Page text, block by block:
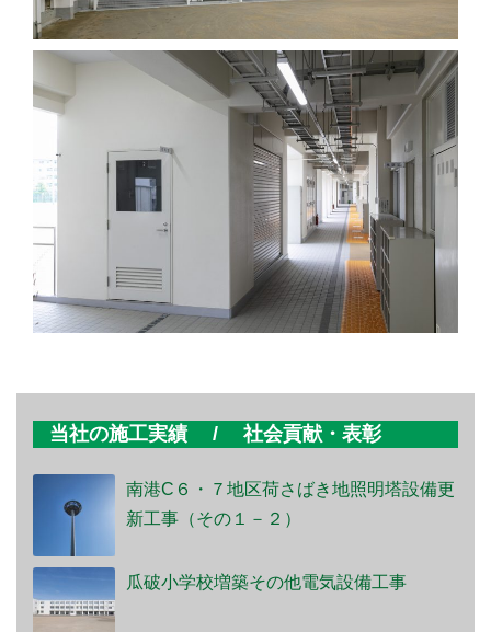
当社の施工実績 / 社会貢献・表彰
南港C６・７地区荷さばき地照明塔設備更
新工事（その１－２）
瓜破小学校増築その他電気設備工事